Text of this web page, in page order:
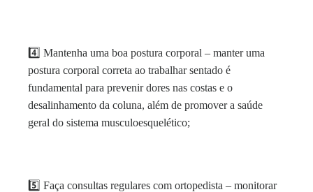
4️⃣ Mantenha uma boa postura corporal – manter uma
postura corporal correta ao trabalhar sentado é
fundamental para prevenir dores nas costas e o
desalinhamento da coluna, além de promover a saúde
geral do sistema musculoesquelético;
5️⃣ Faça consultas regulares com ortopedista – monitorar